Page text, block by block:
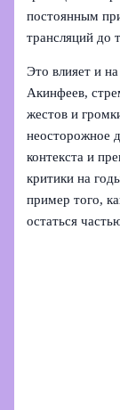
постоянным
трансляций до
Это влияет и
Акинфеев,
жестов и
неосторожное
контекста и
критики на
пример того,
остаться